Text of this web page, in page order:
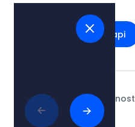
Pogledaj na mapi
Tags: #kultura i umjetnost